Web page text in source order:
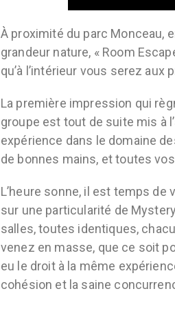
À proximité du parc Monceau,
grandeur nature, « Room
qu’à l’intérieur vous serez
La première impression qui
groupe est tout de suite mis à
expérience dans le domaine
de bonnes mains, et toutes
L’heure sonne, il est temps
sur une particularité de
salles, toutes identiques,
venez en masse, que ce soit
eu le droit à la même
cohésion et la saine